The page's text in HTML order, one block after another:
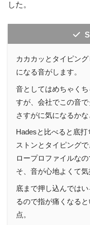
した。
カカカッとタイピン
になる音がします。
音としてはめちゃく
すが、会社でこの音
さすがに気になるかな
Hadesと比べると底
ストンとタイピングで
ロープロファイルな
そ、音が心地よくて気
底まで押し込んでは
るので指が痛くなる
点。